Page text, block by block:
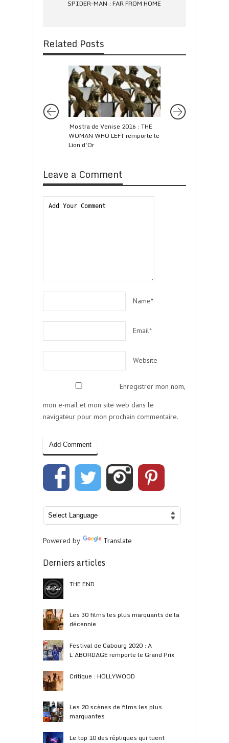
SPIDER-MAN : FAR FROM HOME
Related Posts
Mostra de Venise 2016 : THE
WOMAN WHO LEFT remporte le
Lion d’Or
Leave a Comment
Name*
Email*
Website
Enregistrer mon nom,
mon e-mail et mon site web dans le
navigateur pour mon prochain commentaire.
Powered by Translate
Derniers articles
THE END
Les 30 films les plus marquants de la
décennie
Festival de Cabourg 2020 : A
L’ABORDAGE remporte le Grand Prix
Critique : HOLLYWOOD
Les 20 scènes de films les plus
marquantes
Le top 10 des répliques qui tuent